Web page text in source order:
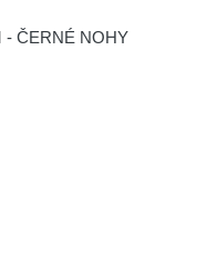
- ČERNÉ NOHY